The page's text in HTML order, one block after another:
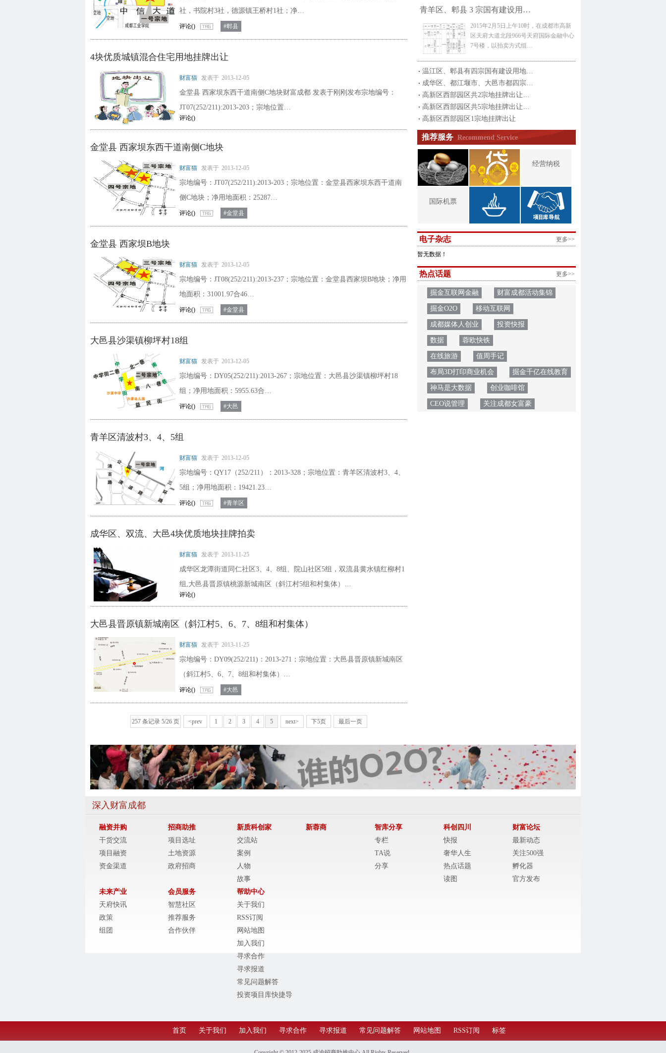
社，书院村3社，德源镇王桥村1社；净…
评论() #郫县
4块优质城镇混合住宅用地挂牌出让
财富猫 发表于 2013-12-05
金堂县 西家坝东西干道南侧C地块财富成都 发表于刚刚发布宗地编号：
JT07(252/211):2013-203；宗地位置…
评论()
金堂县 西家坝东西干道南侧C地块
财富猫 发表于 2013-12-05
宗地编号：JT07(252/211):2013-203；宗地位置：金堂县西家坝东西干道南
侧C地块；净用地面积：25287…
评论() #金堂县
金堂县 西家坝B地块
财富猫 发表于 2013-12-05
宗地编号：JT08(252/211):2013-237；宗地位置：金堂县西家坝B地块；净用
地面积：31001.97合46…
评论() #金堂县
大邑县沙渠镇柳坪村18组
财富猫 发表于 2013-12-05
宗地编号：DY05(252/211):2013-267；宗地位置：大邑县沙渠镇柳坪村18
组；净用地面积：5955.63合…
评论() #大邑
青羊区清波村3、4、5组
财富猫 发表于 2013-12-05
宗地编号：QY17（252/211）：2013-328；宗地位置：青羊区清波村3、4、
5组；净用地面积：19421.23…
评论() #青羊区
成华区、双流、大邑4块优质地块挂牌拍卖
财富猫 发表于 2013-11-25
成华区龙潭街道同仁社区3、4、8组、院山社区5组，双流县黄水镇红柳村1
组,大邑县晋原镇桃源新城南区（斜江村5组和村集体）…
评论()
大邑县晋原镇新城南区（斜江村5、6、7、8组和村集体）
财富猫 发表于 2013-11-25
宗地编号：DY09(252/211)：2013-271；宗地位置：大邑县晋原镇新城南区
（斜江村5、6、7、8组和村集体）…
评论() #大邑
257 条记录 5/26 页 <prev 1 2 3 4 5 next> 下5页 最后一页
青羊区、郫县 3 宗国有建设用…
2015年2月5日上午10时，在成都市高新
区天府大道北段966号天府国际金融中心
7号楼，以拍卖方式组…
温江区、郫县有四宗国有建设用地…
成华区、都江堰市、大邑市都四宗…
高新区西部园区共2宗地挂牌出让…
高新区西部园区共5宗地挂牌出让…
高新区西部园区1宗地挂牌出让
推荐服务 Recommend Service
经营纳税
国际机票
更多>>
电子杂志
暂无数据！
更多>>
热点话题
掘金互联网金融 财富成都活动集锦
掘金O2O 移动互联网
成都媒体人创业 投资快报
数据 蓉欧快铁
在线旅游 值周手记
布局3D打印商业机会 掘金千亿在线教育
神马是大数据 创业咖啡馆
CEO说管理 关注成都女富豪
深入财富成都
融资并购
干货交流
项目融资
资金渠道
招商助推
项目选址
土地资源
政府招商
新质科创家
交流站
案例
人物
故事
新蓉商
智库分享
专栏
TA说
分享
科创四川
快报
奢华人生
热点话题
读图
财富论坛
最新动态
关注500强
孵化器
官方发布
未来产业
天府快讯
政策
组团
会员服务
智慧社区
推荐服务
合作伙伴
帮助中心
关于我们
RSS订阅
网站地图
加入我们
寻求合作
寻求报道
常见问题解答
投资项目库快捷导
首页 关于我们 加入我们 寻求合作 寻求报道 常见问题解答 网站地图 RSS订阅 标签